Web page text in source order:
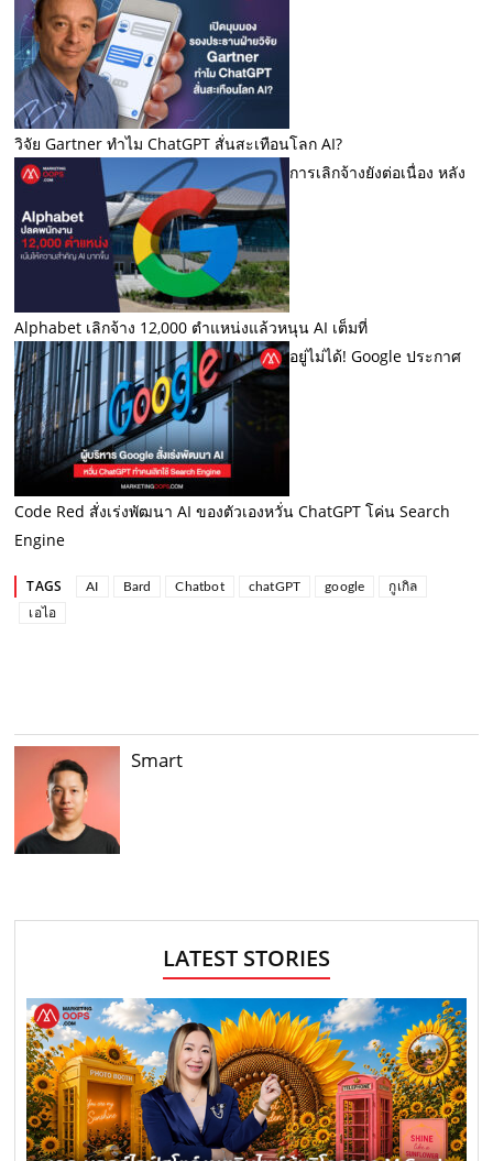
วิจัย Gartner ทำไม ChatGPT สั่นสะเทือนโลก AI?
การเลิกจ้างยังต่อเนื่อง หลัง
Alphabet เลิกจ้าง 12,000 ตำแหน่งแล้วหนุน AI เต็มที่
อยู่ไม่ได้! Google ประกาศ
Code Red สั่งเร่งพัฒนา AI ของตัวเองหวั่น ChatGPT โค่น Search
Engine
TAGS AI Bard Chatbot chatGPT google
กูเกิล
เอไอ
Smart
LATEST STORIES